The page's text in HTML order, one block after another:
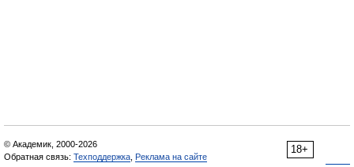
18+
© Академик, 2000-2026
Обратная связь: Техподдержка Реклама на сайте